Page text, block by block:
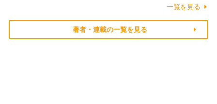
一覧を見る
著者・連載の一覧を見る